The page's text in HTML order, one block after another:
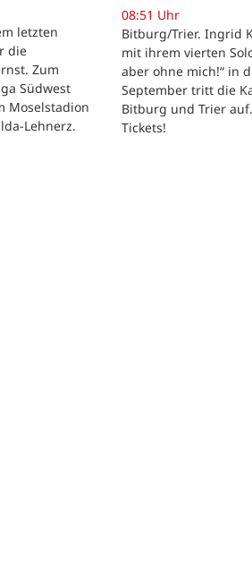
letzten
die
Zum
Südwest
Moselstadion
Lehnerz.
08:51 Uhr
Bitburg/Trier. Ingrid
mit ihrem vierten
aber ohne mich!“ in
September tritt die
Bitburg und Trier
Tickets!